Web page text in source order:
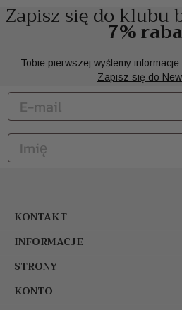
Zapisz się do klubu
7%
Tobie pierwszej wyślemy
Zapisz się do
KONTAKT
INFORMACJE
STRONY
KONTO